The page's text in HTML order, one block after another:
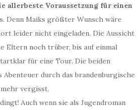
allerbeste Voraussetzung für einen
Denn Maiks größter Wunsch wäre
leider nicht eingeladen. Die Aussicht
Eltern noch trüber, bis auf einmal
für eine Tour. Die beiden
durch das brandenburgische
vergisst.
Auch wenn sie als Jugendroman